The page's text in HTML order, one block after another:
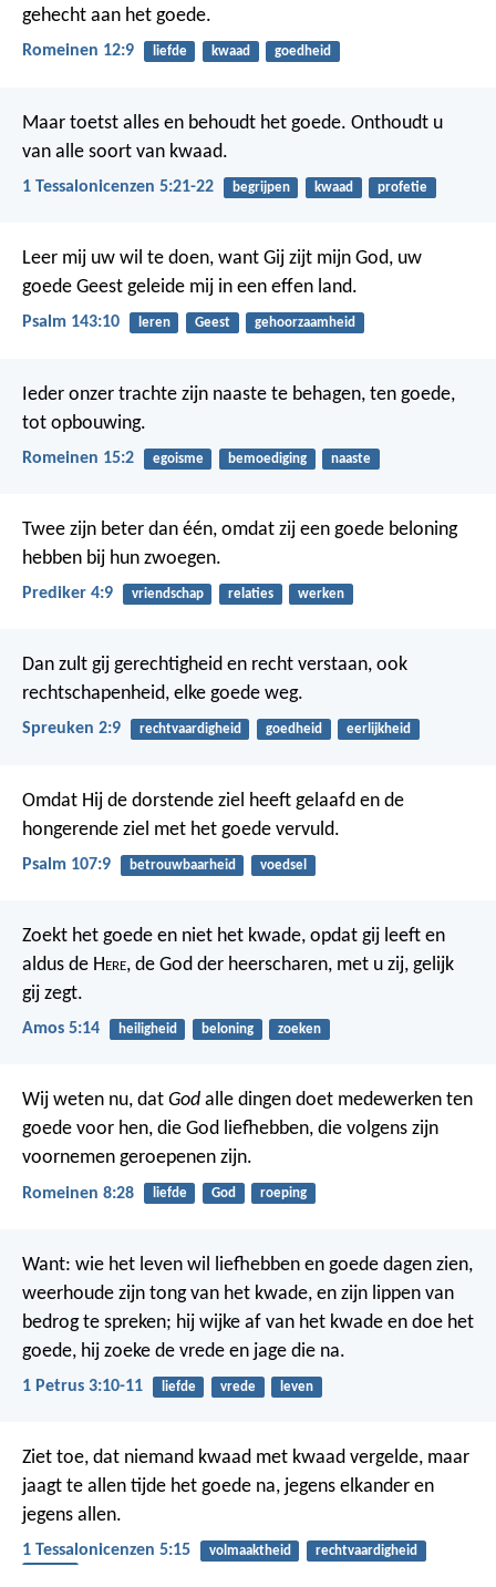
gehecht aan het goede.
Romeinen 12:9 liefde kwaad goedheid
Maar toetst alles en behoudt het goede. Onthoudt u
van alle soort van kwaad.
1 Tessalonicenzen 5:21-22 begrijpen kwaad profetie
Leer mij uw wil te doen, want Gij zijt mijn God, uw
goede Geest geleide mij in een effen land.
Psalm 143:10 leren Geest gehoorzaamheid
Ieder onzer trachte zijn naaste te behagen, ten goede,
tot opbouwing.
Romeinen 15:2 egoisme bemoediging naaste
Twee zijn beter dan één, omdat zij een goede beloning
hebben bij hun zwoegen.
Prediker 4:9 vriendschap relaties werken
Dan zult gij gerechtigheid en recht verstaan, ook
rechtschapenheid, elke goede weg.
Spreuken 2:9 rechtvaardigheid goedheid eerlijkheid
Omdat Hij de dorstende ziel heeft gelaafd en de
hongerende ziel met het goede vervuld.
Psalm 107:9 betrouwbaarheid voedsel
Zoekt het goede en niet het kwade, opdat gij leeft en
aldus de Here, de God der heerscharen, met u zij, gelijk
gij zegt.
Amos 5:14 heiligheid beloning zoeken
Wij weten nu, dat God alle dingen doet medewerken ten
goede voor hen, die God liefhebben, die volgens zijn
voornemen geroepenen zijn.
Romeinen 8:28 liefde God roeping
Want: wie het leven wil liefhebben en goede dagen zien,
weerhoude zijn tong van het kwade, en zijn lippen van
bedrog te spreken; hij wijke af van het kwade en doe het
goede, hij zoeke de vrede en jage die na.
1 Petrus 3:10-11 liefde vrede leven
Ziet toe, dat niemand kwaad met kwaad vergelde, maar
jaagt te allen tijde het goede na, jegens elkander en
jegens allen.
1 Tessalonicenzen 5:15 volmaaktheid
rechtvaardigheid